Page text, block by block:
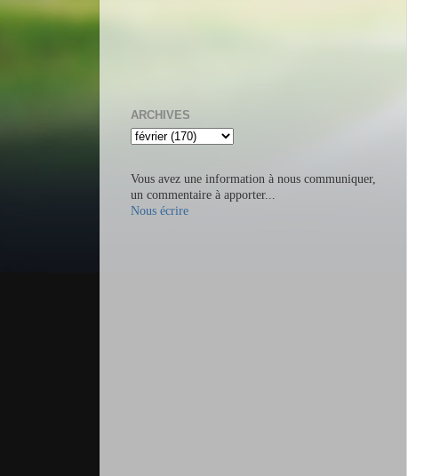
ARCHIVES
Vous avez une information à nous communiquer,
un commentaire à apporter...
Nous écrire